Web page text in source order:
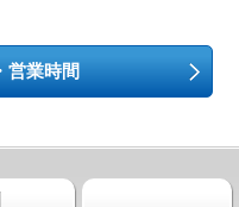
営業時間